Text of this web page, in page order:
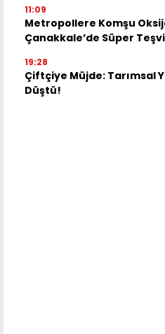
11:09
Metropollere Komşu
Çanakkale’de Süper
19:28
Çiftçiye Müjde: Tarımsal
Düştü!